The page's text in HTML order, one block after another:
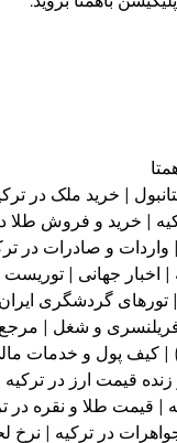
| خرید ملک در
| خرید و فروش طلا
و صادرات در
| اخبار جهانی |
تورهای گردشگری
و شغل | مرجع
| کیف پول و خدمات
زنده قیمت ارز در
| قیمت طلا و نقره در
در ترکیه | نرخ